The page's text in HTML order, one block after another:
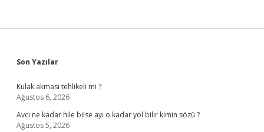
Sidebar
Son Yazılar
Kulak akması tehlikeli mi ?
Ağustos 6, 2026
Avcı ne kadar hile bilse ayı o kadar yol bilir kimin sözü ?
Ağustos 5, 2026